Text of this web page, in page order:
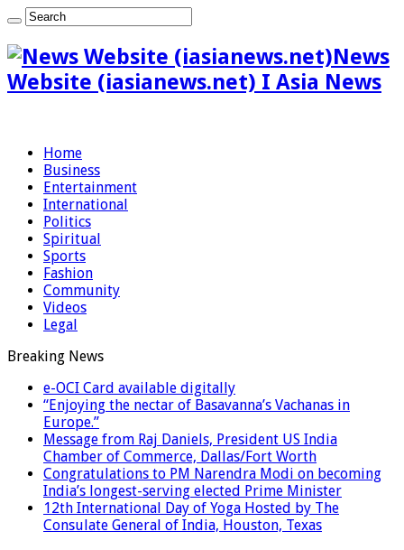
News
Website (iasianews.net) I Asia News
Home
Business
Entertainment
International
Politics
Spiritual
Sports
Fashion
Community
Videos
Legal
Breaking News
e-OCI Card available digitally
“Enjoying the nectar of Basavanna’s Vachanas in
Europe.”
Message from Raj Daniels, President US India
Chamber of Commerce, Dallas/Fort Worth
Congratulations to PM Narendra Modi on becoming
India’s longest-serving elected Prime Minister
12th International Day of Yoga Hosted by The
Consulate General of India, Houston, Texas